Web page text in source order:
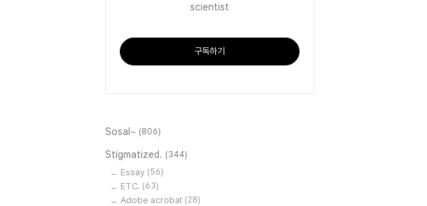
scientist
구독하기
Sosal~ (806)
Stigmatized. (344)
Essay (56)
ETC. (63)
Adobe acrobat (28)